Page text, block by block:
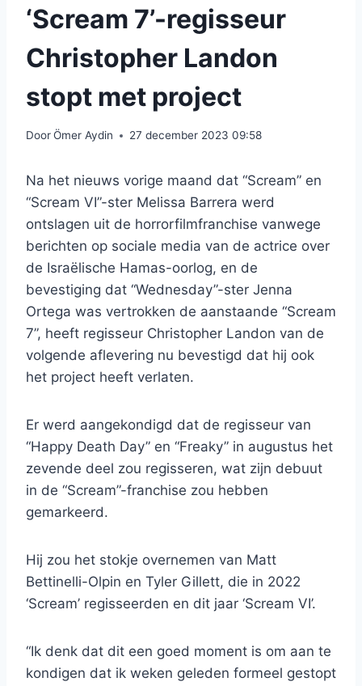
‘Scream 7’-regisseur
Christopher Landon
stopt met project
DoorÖmer Aydin 27 december 2023 09:58
Na het nieuws vorige maand dat “Scream” en
“Scream VI”-ster Melissa Barrera werd
ontslagen uit de horrorfilmfranchise vanwege
berichten op sociale media van de actrice over
de Israëlische Hamas-oorlog, en de
bevestiging dat “Wednesday”-ster Jenna
Ortega was vertrokken de aanstaande “Scream
7”, heeft regisseur Christopher Landon van de
volgende aflevering nu bevestigd dat hij ook
het project heeft verlaten.
Er werd aangekondigd dat de regisseur van
“Happy Death Day” en “Freaky” in augustus het
zevende deel zou regisseren, wat zijn debuut
in de “Scream”-franchise zou hebben
gemarkeerd.
Hij zou het stokje overnemen van Matt
Bettinelli-Olpin en Tyler Gillett, die in 2022
‘Scream’ regisseerden en dit jaar ‘Scream VI’.
“Ik denk dat dit een goed moment is om aan te
kondigen dat ik weken geleden formeel gestopt